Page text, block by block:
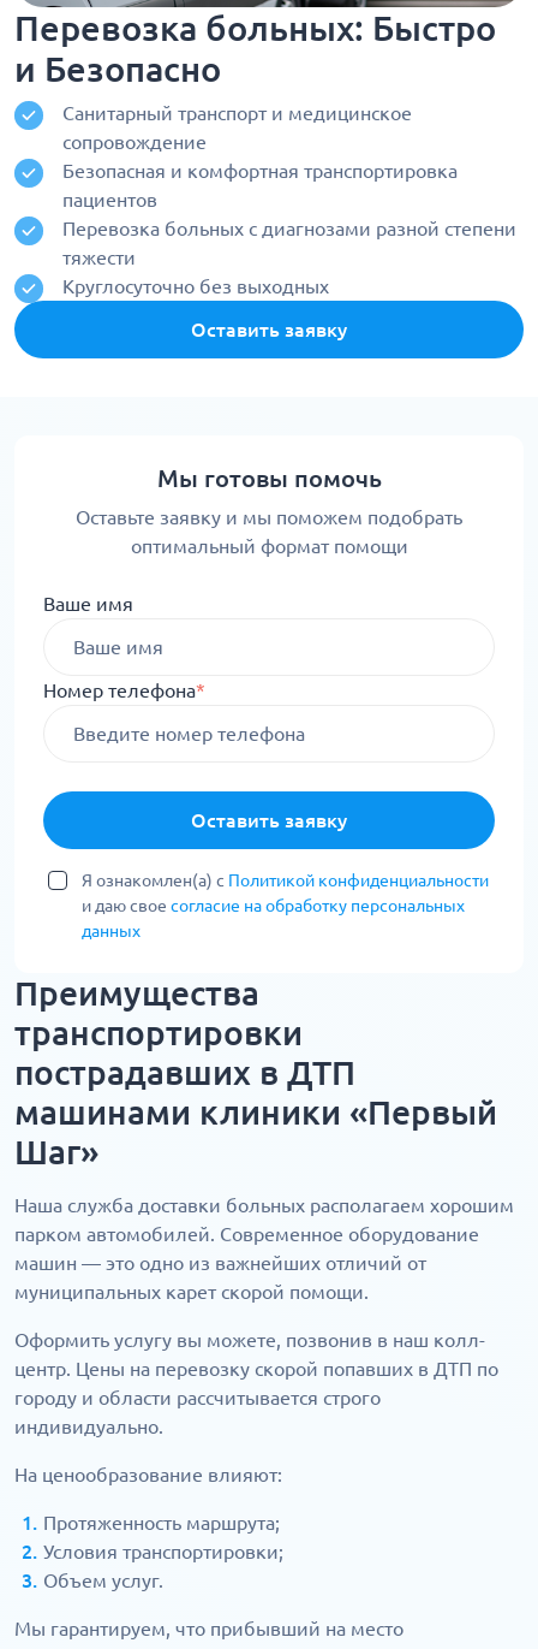
Перевозка больных: Быстро
и Безопасно
Санитарный транспорт и медицинское
сопровождение
Безопасная и комфортная транспортировка
пациентов
Перевозка больных с диагнозами разной степени
тяжести
Круглосуточно без выходных
Оставить заявку
Мы готовы помочь
Оставьте заявку и мы поможем подобрать
оптимальный формат помощи
Ваше имя
Номер телефона*
Оставить заявку
Я ознакомлен(а) с Политикой конфиденциальности
и даю свое согласие на обработку персональных
данных
Преимущества
транспортировки
пострадавших в ДТП
машинами клиники «Первый
Шаг»
Наша служба доставки больных располагаем хорошим
парком автомобилей. Современное оборудование
машин — это одно из важнейших отличий от
муниципальных карет скорой помощи.
Оформить услугу вы можете, позвонив в наш колл-
центр. Цены на перевозку скорой попавших в ДТП по
городу и области рассчитывается строго
индивидуально.
На ценообразование влияют:
Протяженность маршрута;
Условия транспортировки;
Объем услуг.
Мы гарантируем, что прибывший на место